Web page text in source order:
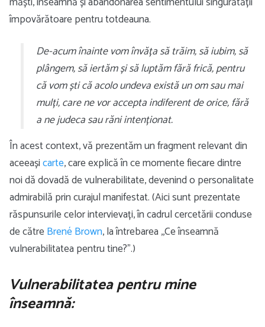
împovărătoare pentru totdeauna.
De-acum înainte vom învăța să trăim, să iubim, să
plângem, să iertăm și să luptăm fără frică, pentru
că vom ști că acolo undeva există un om sau mai
mulți, care ne vor accepta indiferent de orice, fără
a ne judeca sau răni intenționat.
În acest context, vă prezentăm un fragment relevant din
aceeașicarte, care explică în ce momente fiecare dintre
noi dă dovadă de vulnerabilitate, devenind o personalitate
admirabilă prin curajul manifestat. (Aici sunt prezentate
răspunsurile celor intervievați, în cadrul cercetării conduse
de cătreBrené Brown, la întrebarea ,,Ce înseamnă
vulnerabilitatea pentru tine?”.)
Vulnerabilitatea pentru mine
înseamnă: